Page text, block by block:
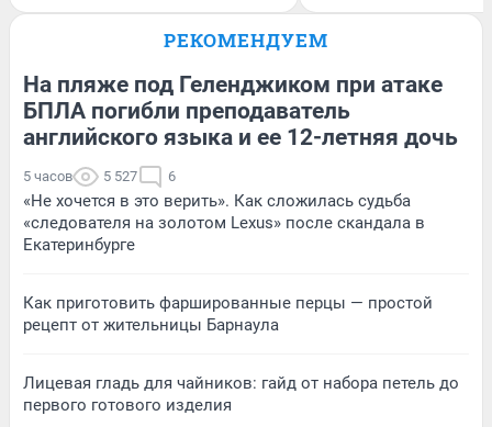
РЕКОМЕНДУЕМ
На пляже под Геленджиком при атаке
БПЛА погибли преподаватель
английского языка и ее 12-летняя дочь
5 часов 5 527 6
«Не хочется в это верить». Как сложилась судьба
«следователя на золотом Lexus» после скандала в
Екатеринбурге
Как приготовить фаршированные перцы — простой
рецепт от жительницы Барнаула
Лицевая гладь для чайников: гайд от набора петель до
первого готового изделия